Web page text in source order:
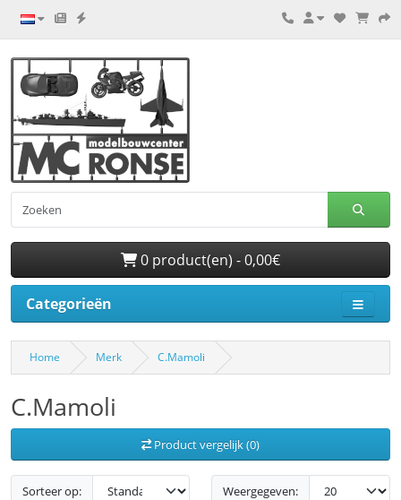
0 product(en) - 0,00€
Categorieën
Home Merk C.Mamoli
C.Mamoli
Product vergelijk (0)
Sorteer op: Weergegeven: